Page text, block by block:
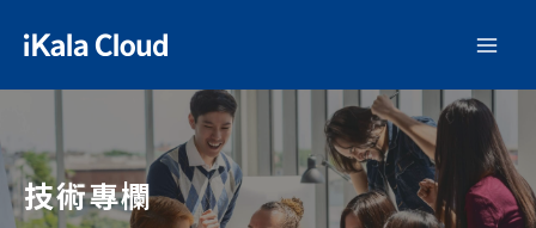
技術專欄